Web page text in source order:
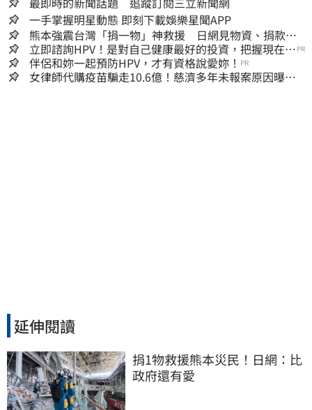
一手掌握明星動態 即刻下載娛樂星聞APP
熊本強震台灣「捐一物」神救援 日網見物資、捐款
喊：給台灣統治算了
立即諮詢HPV！是對自己健康最好的投資，把握現在不
嫌晚！
PR
伴侶和妳一起預防HPV，才有資格說愛妳！ PR
女律師代購疫苗騙走10.6億！慈濟多年未報案原因曝：
延伸閱讀
捐1物救援熊本災民！日網：比
政府還有愛